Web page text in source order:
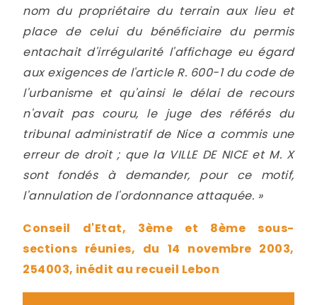
nom du propriétaire du terrain aux lieu et
place de celui du bénéficiaire du permis
entachait d'irrégularité l'affichage eu égard
aux exigences de l'article R. 600-1 du code de
l'urbanisme et qu'ainsi le délai de recours
n'avait pas couru, le juge des référés du
tribunal administratif de Nice a commis une
erreur de droit ; que la VILLE DE NICE et M. X
sont fondés à demander, pour ce motif,
l'annulation de l'ordonnance attaquée. »
Conseil d'Etat, 3ème et 8ème sous-
sections réunies, du 14 novembre 2003,
254003, inédit au recueil Lebon